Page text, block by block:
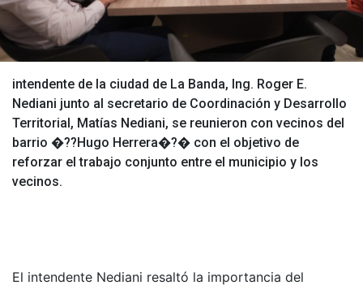
intendente de la ciudad de La Banda, Ing. Roger E.
Nediani junto al secretario de Coordinación y Desarrollo
Territorial, Matías Nediani, se reunieron con vecinos del
barrio �??Hugo Herrera�?� con el objetivo de
reforzar el trabajo conjunto entre el municipio y los
vecinos.
El intendente Nediani resaltó la importancia del